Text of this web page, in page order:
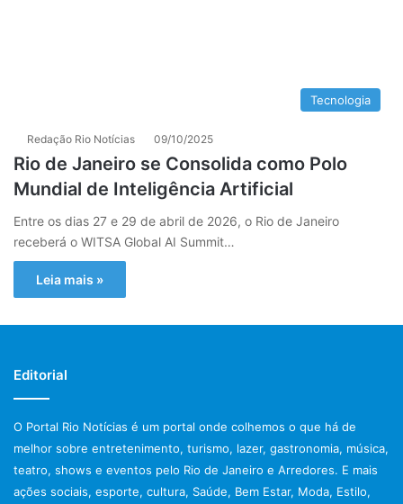
Tecnologia
Redação Rio Notícias 09/10/2025
Rio de Janeiro se Consolida como Polo
Mundial de Inteligência Artificial
Entre os dias 27 e 29 de abril de 2026, o Rio de Janeiro
receberá o WITSA Global AI Summit…
Leia mais »
Editorial
O Portal Rio Notícias é um portal onde colhemos o que há de
melhor sobre entretenimento, turismo, lazer, gastronomia, música,
teatro, shows e eventos pelo Rio de Janeiro e Arredores. E mais
ações sociais, esporte, cultura, Saúde, Bem Estar, Moda, Estilo,